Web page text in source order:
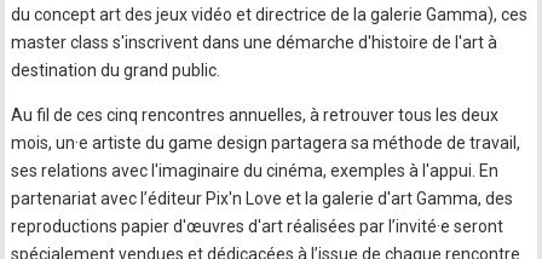
du concept art des jeux vidéo et directrice de la galerie Gamma), ces
master class s'inscrivent dans une démarche d'histoire de l'art à
destination du grand public.
Au fil de ces cinq rencontres annuelles, à retrouver tous les deux
mois, un·e artiste du game design partagera sa méthode de travail,
ses relations avec l'imaginaire du cinéma, exemples à l'appui. En
partenariat avec l’éditeur Pix'n Love et la galerie d'art Gamma, des
reproductions papier d'œuvres d'art réalisées par l’invité·e seront
spécialement vendues et dédicacées à l’issue de chaque rencontre.